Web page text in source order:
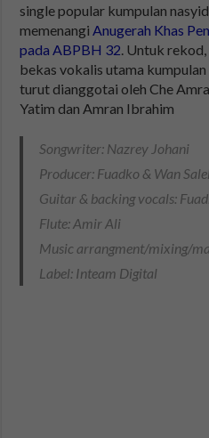
single popular kumpulan
memenangi Anugerah Khas
pada ABPBH 32 . Untuk
bekas vokalis utama
turut dianggotai oleh Che
Yatim dan Amran Ibrahim
Songwriter: Nazrey Johani
Producer: Fuadko & Wan
Guitar & backing vocals:
Flute: Amir Ali
Music arrangment/mixing/
Label: Inteam Digital